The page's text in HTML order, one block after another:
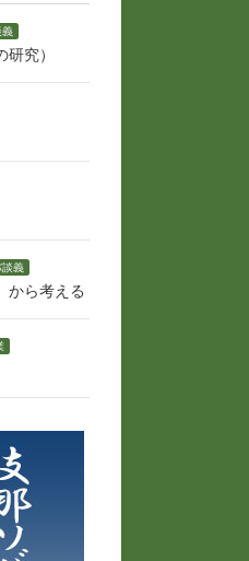
義
究）
談義
から考える